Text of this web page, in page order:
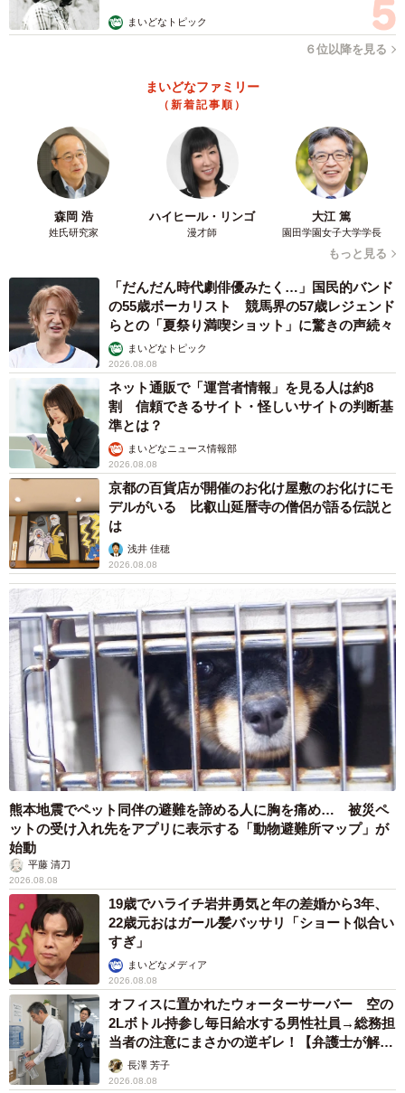
修理に出した方に質問です。どこを利用しましたか？（提供画像）
修理を選んだユーザーは、51.1%が「Apple正規修理サービ
ス」を利用していることが明らかに。残りのユーザーで
は、「キャリアショップ」が26.7%、「修理専門店」が
15.6%でした。
◇Apple正規修理サービス
・修理するなら確実性を求めたかったから。（30代・女
性）
・保証期間内だったから。（30代・男性）
・近所に正規店があったから。（50代・女性）
◇キャリアショップ
・プランに含まれていたから。（40代・女性）
・購入したところに持っていった。（60代・女性）
◇修理専門店
・予約なしですぐに見てもらえたから。（30代・女性）
・近くて安かったから。（40代・女性）
・値段が安かったから。（50代・男性）
【出展】
株式会社NEXERとダイワンテレコムによる調査
該当記事： https://www.iphone-d.jp/blog/repair_all/22049
まいどなトピック
６位以降を見る
まいどなファミリー
（新着記事順）
森岡 浩
姓氏研究家
ハイヒール・リンゴ
漫才師
大江 篤
園田学園女子大学学長
もっと見る
「だんだん時代劇俳優みたく…」国民的バンド
の55歳ボーカリスト 競馬界の57歳レジェンド
らとの「夏祭り満喫ショット」に驚きの声続々
まいどなトピック
2026.08.08
ネット通販で「運営者情報」を見る人は約8
割 信頼できるサイト・怪しいサイトの判断基
準とは？
まいどなニュース情報部
2026.08.08
京都の百貨店が開催のお化け屋敷のお化けにモ
デルがいる 比叡山延暦寺の僧侶が語る伝説と
は
浅井 佳穂
2026.08.08
熊本地震でペット同伴の避難を諦める人に胸を痛め… 被災ペ
ットの受け入れ先をアプリに表示する「動物避難所マップ」が
始動
平藤 清刀
2026.08.08
19歳でハライチ岩井勇気と年の差婚から3年、
22歳元おはガール髪バッサリ「ショート似合い
すぎ」
まいどなメディア
2026.08.08
オフィスに置かれたウォーターサーバー 空の
2Lボトル持参し毎日給水する男性社員→総務担
当者の注意にまさかの逆ギレ！【弁護士が解
説】長澤 芳子
2026.08.08